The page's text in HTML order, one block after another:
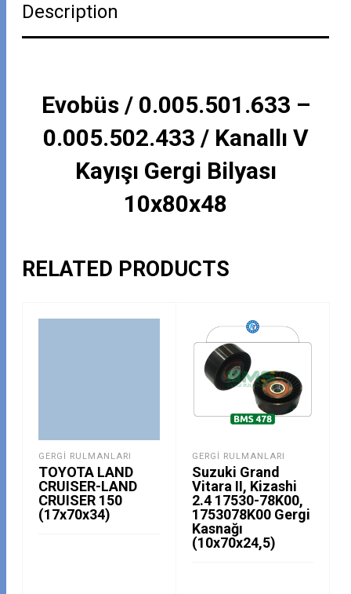
Description
Evobüs / 0.005.501.633 –
0.005.502.433 / Kanallı V
Kayışı Gergi Bilyası
10x80x48
RELATED PRODUCTS
GERGI RULMANLARI
TOYOTA LAND
CRUISER-LAND
CRUISER 150
(17x70x34)
GERGI RULMANLARI
Suzuki Grand
Vitara II, Kizashi
2.4 17530-78K00,
1753078K00 Gergi
Kasnağı
(10x70x24,5)